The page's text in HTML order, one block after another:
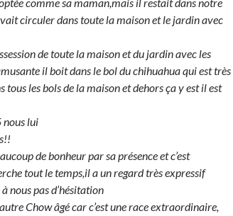
circuler dans toute la maison et le jardin avec
de toute la maison et du jardin avec les
il boit dans le bol du chihuahua qui est très
tous les bols de la maison et dehors ça y est il est
nous lui
de bonheur par sa présence et c’est
tout le temps,il a un regard très expressif
nous pas d’hésitation
Chow âgé car c’est une race extraordinaire,